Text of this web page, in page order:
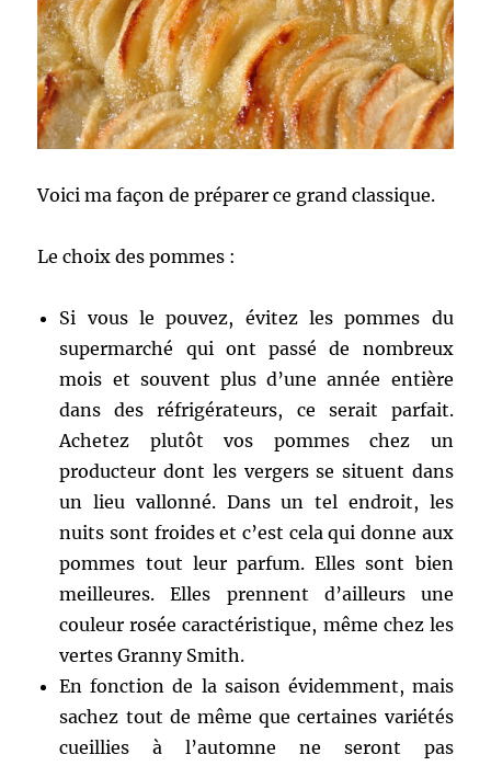
Voici ma façon de préparer ce grand classique.
Le choix des pommes :
Si vous le pouvez, évitez les pommes du
supermarché qui ont passé de nombreux
mois et souvent plus d’une année entière
dans des réfrigérateurs, ce serait parfait.
Achetez plutôt vos pommes chez un
producteur dont les vergers se situent dans
un lieu vallonné. Dans un tel endroit, les
nuits sont froides et c’est cela qui donne aux
pommes tout leur parfum. Elles sont bien
meilleures. Elles prennent d’ailleurs une
couleur rosée caractéristique, même chez les
vertes Granny Smith.
En fonction de la saison évidemment, mais
sachez tout de même que certaines variétés
cueillies à l’automne ne seront pas